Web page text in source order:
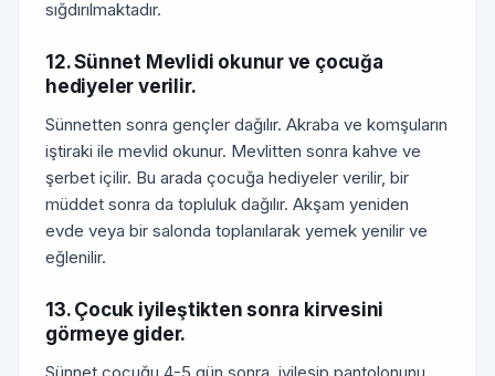
sığdırılmaktadır.
12. Sünnet Mevlidi okunur ve çocuğa
hediyeler verilir.
Sünnetten sonra gençler dağılır. Akraba ve komşuların
iştiraki ile mevlid okunur. Mevlitten sonra kahve ve
şerbet içilir. Bu arada çocuğa hediyeler verilir, bir
müddet sonra da topluluk dağılır. Akşam yeniden
evde veya bir salonda toplanılarak yemek yenilir ve
eğlenilir.
13. Çocuk iyileştikten sonra kirvesini
görmeye gider.